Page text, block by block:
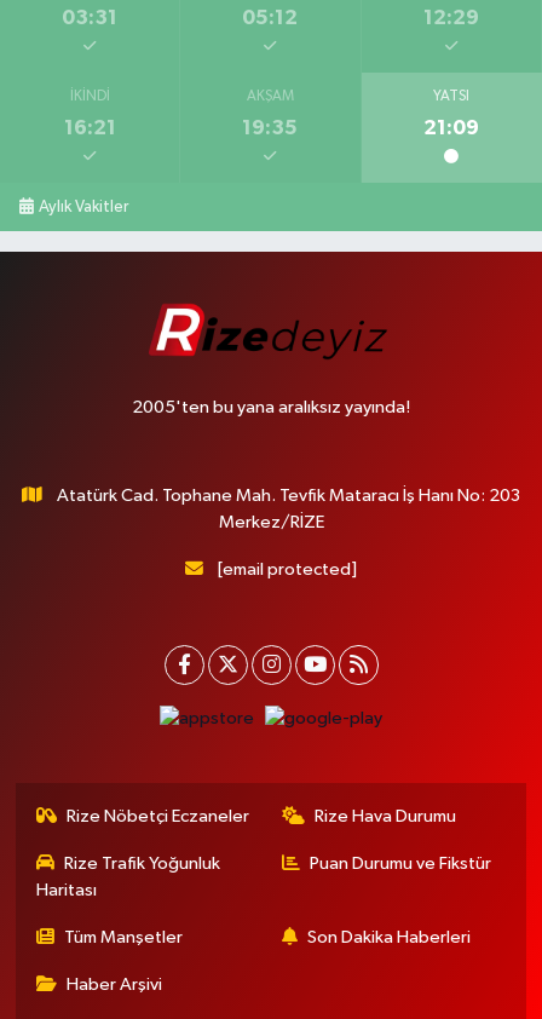
03:31 05:12 12:29
İKINDI
16:21
AKŞAM
19:35
YATSI
21:09
Aylık Vakitler
2005'ten bu yana aralıksız yayında!
Atatürk Cad. Tophane Mah. Tevfik Mataracı İş Hanı No: 203
Merkez/RİZE
[email protected]
Rize Nöbetçi Eczaneler Rize Hava Durumu
Rize Trafik Yoğunluk
Haritası
Puan Durumu ve Fikstür
Tüm Manşetler Son Dakika Haberleri
Haber Arşivi